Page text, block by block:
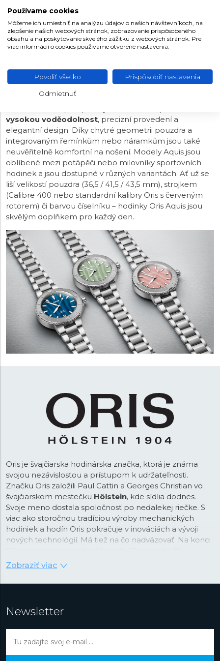
záruku taktéž ve výši 10 let!
hackingu, který lze v případě potřeby natahovat i ručně
pomocí signované šroubovací korunky. Vodotěsnost
hodinek činí30 ATMa jsou tak vhodnou volbou pro
SPONA Preklápacia
ROZTEČ 23 mm
ORIS AQUIS
vysokou voděodolnost, precizní provedení a
elegantní design. Díky chytré geometrii pouzdra a
integrovaným řemínkům nebo náramkům jsou také
neuvěřitelně komfortní na nošení. Modely Aquis jsou
oblíbené mezi potápěči nebo milovníky sportovních
hodinek a jsou dostupné v různých variantách. Ať už se
liší velikostí pouzdra (36,5 / 41,5 / 43,5 mm), strojkem
(Calibre 400 nebo standardní kalibry Oris s červeným
rotorem) či barvou číselníku – hodinky Oris Aquis jsou
skvělým doplňkem pro každý den.
Oris je švajčiarska hodinárska značka, ktorá je známa
svojou nezávislosťou a prístupom k udržateľnosti.
Značku Oris založili Paul Cattin a Georges Christian vo
švajčiarskom mestečku Hölstein, kde sídlia dodnes.
Svoje meno dostala spoločnosť po neďalekej riečke. S
viac ako storočnou tradíciou výroby mechanických
hodiniek a hodín Oris pokračuje v inováciách a vývoji
nových technológií. Má tiež na čo nadväzovať. Na konci
najväčších hodinárskych značiek. Zamestnával 800 ľudí
a ročná produkcia hodín a hodiniek dosahovala 1,2
milióna kusov.
mechanické hodinky s ručným
štandard“ so svojim manufaktúrnym in-house
strojčekom OrisCalibre 400. Jeho výnimočné
Zobraziť viac
Newsletter
Používame cookies
Môžeme ich umiestniť na analýzu údajov o našich návštevníkoch, na
zlepšenie našich webových stránok, zobrazovanie prispôsobeného
obsahu a na poskytovanie skvelého zážitku z webových stránok. Pre
viac informácií o cookies používame otvorené nastavenia.
Povoliť všetko Prispôsobiť nastavenia
Odmietnuť